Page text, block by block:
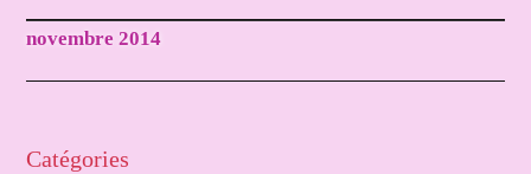
novembre 2014
Catégories